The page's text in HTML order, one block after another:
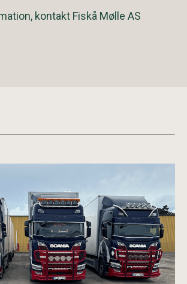
kontakt Fiskå Mølle AS